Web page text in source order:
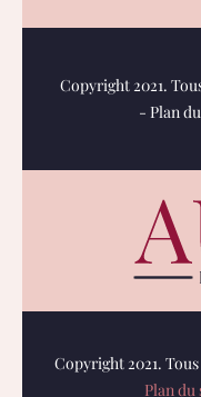
Copyright 2021.
- Plan
Copyright 2021.
Plan du